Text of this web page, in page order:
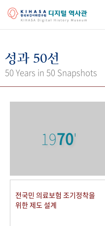
걸어온 길 기관 변천사
키워드로 보는
사진 아카이브 문서 기록물
50+1 주년 기념
성과 50선
50 Years in 50 Snapshots
1970'
전국민 의료보험 조기정착을
위한 제도 설계